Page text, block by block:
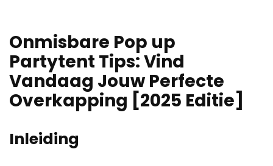
Onmisbare Pop up
Partytent Tips: Vind
Vandaag Jouw Perfecte
Overkapping [2025 Editie]
Inleiding